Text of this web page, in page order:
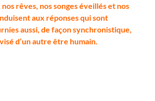
rêves, nos songes éveillés et nos
aux réponses qui sont
aussi, de façon synchronistique,
d’un autre être humain.